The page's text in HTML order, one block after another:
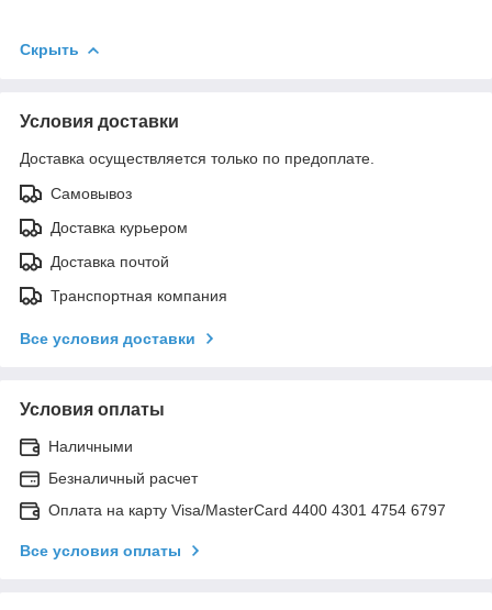
Скрыть
Условия доставки
Доставка осуществляется только по предоплате.
Самовывоз
Доставка курьером
Доставка почтой
Транспортная компания
Все условия доставки
Условия оплаты
Наличными
Безналичный расчет
Оплата на карту Visa/MasterCard 4400 4301 4754 6797
Все условия оплаты